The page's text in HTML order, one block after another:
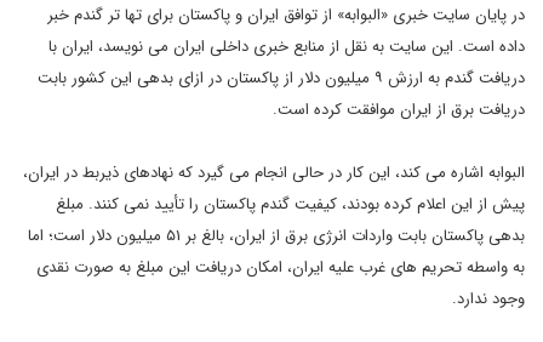
در پایان سایت خبری «البوابه» از توافق ایران و پاکستان برای تها تر گندم خبر
داده است. این سایت به نقل از منابع خبری داخلی ایران می نویسد، ایران با
دریافت گندم به ارزش ۹ میلیون دلار از پاکستان در ازای بدهی این کشور بابت
دریافت برق از ایران موافقت کرده است.
البوابه اشاره می کند، این کار در حالی انجام می گیرد که نهادهای ذیربط در ایران،
پیش از این اعلام کرده بودند، کیفیت گندم پاکستان را تأیید نمی کنند. مبلغ
بدهی پاکستان بابت واردات انرژی برق از ایران، بالغ بر ۵۱ میلیون دلار است؛ اما
به واسطه تحریم های غرب علیه ایران، امکان دریافت این مبلغ به صورت نقدی
وجود ندارد.